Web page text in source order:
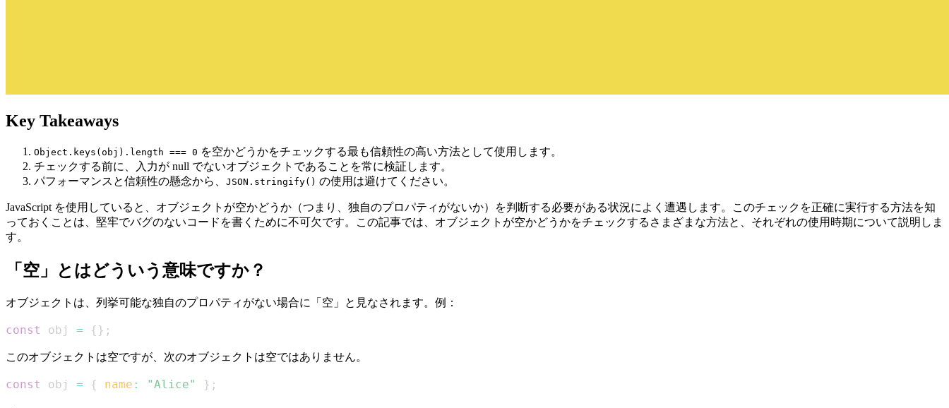
Key Takeaways
Object.keys(obj).length === 0 を空かどうかをチェックする最も信頼性の高い方法として使用します。
チェックする前に、入力が null でないオブジェクトであることを常に検証します。
パフォーマンスと信頼性の懸念から、 JSON.stringify() の使用は避けてください。
JavaScript を使用していると、オブジェクトが空かどうか（つまり、独自のプロパティがないか）を判断する必要がある状況によく遭遇します。このチェックを正確に実行する方法を知
っておくことは、堅牢でバグのないコードを書くために不可欠です。この記事では、オブジェクトが空かどうかをチェックするさまざまな方法と、それぞれの使用時期について説明しま
す。
「空」とはどういう意味ですか？
オブジェクトは、列挙可能な独自のプロパティがない場合に「空」と見なされます。例：
const obj = { } ;
このオブジェクトは空ですが、次のオブジェクトは空ではありません。
const obj = { name : "Alice" } ;